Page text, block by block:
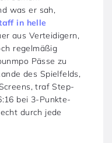
was er sah,
in helle
aus Verteidigern,
regelmäßig
Pässe zu
des Spielfelds,
traf Step-
bei 3-Punkte-
durch jede